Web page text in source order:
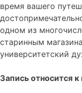
время вашего
одном из
старинным
университетский
Запись относится